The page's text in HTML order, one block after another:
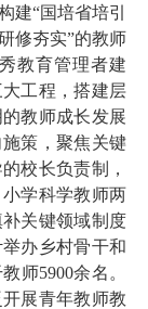
建“国培省培引
修夯实”的教师
教育管理者建
工程，搭建层
教师成长发展
策，聚焦关键
校长负责制，
学科学教师两
关键领域制度
办乡村骨干和
师5900余名。
展青年教师教